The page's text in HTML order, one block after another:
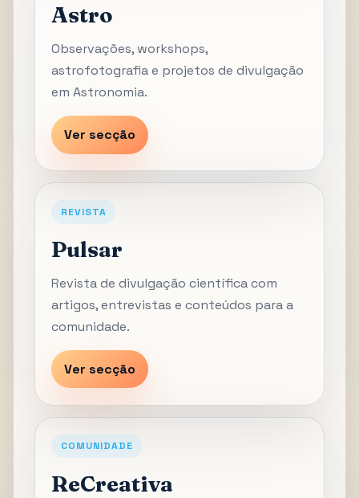
Astro
Observações, workshops,
astrofotografia e projetos de divulgação
em Astronomia.
Ver secção
REVISTA
Pulsar
Revista de divulgação científica com
artigos, entrevistas e conteúdos para a
comunidade.
Ver secção
COMUNIDADE
ReCreativa